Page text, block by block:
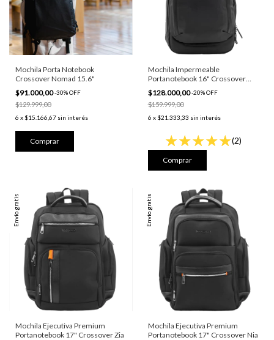
Mochila Porta Notebook
Crossover Nomad 15.6"
$91.000,00-30%OFF
$129.999,00
6 x $15.166,67 sin interés
Mochila Impermeable
Portanotebook 16" Crossover
Nyx
$128.000,00-20%OFF
$159.999,00
6 x $21.333,33 sin interés
(2)
Envío gratis
Mochila Ejecutiva Premium
Portanotebook 17" Crossover Zia
Envío gratis
Mochila Ejecutiva Premium
Portanotebook 17" Crossover Nia